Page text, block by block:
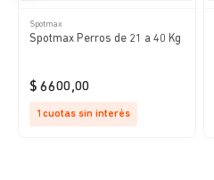
Spotmax
Spotmax Perros de 21 a 40 Kg
$ 6600,00
1 cuotas sin interés